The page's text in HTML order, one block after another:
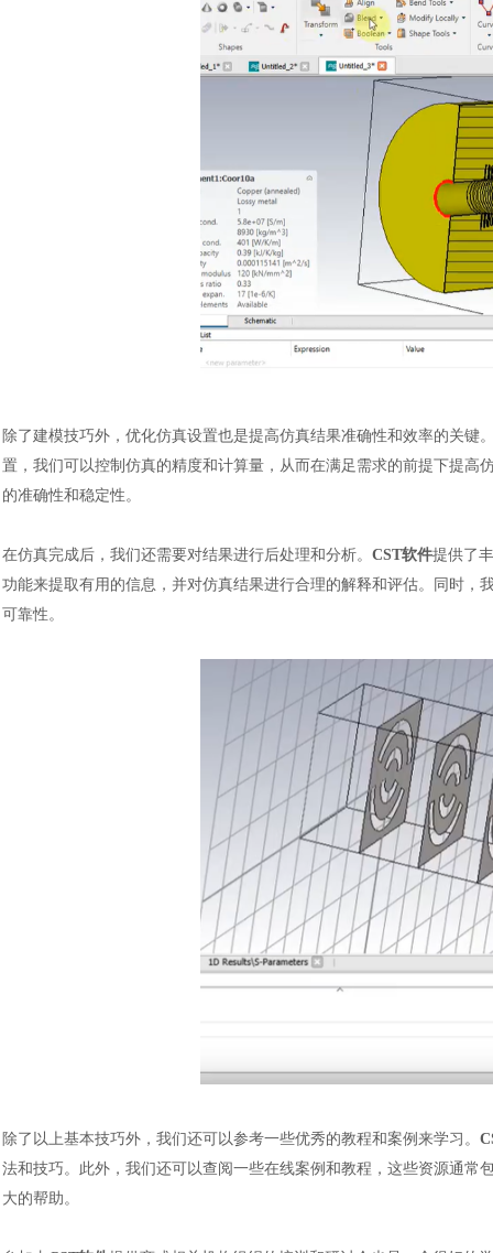
除了建模技巧外，优化仿真设置也是提高仿真结果准确性和效率的关
置，我们可以控制仿真的精度和计算量，从而在满足需求的前提下提
的准确性和稳定性。
在仿真完成后，我们还需要对结果进行后处理和分析。 CST软件提供了
功能来提取有用的信息，并对仿真结果进行合理的解释和评估。同时
可靠性。
除了以上基本技巧外，我们还可以参考一些优秀的教程和案例来学习。
法和技巧。此外，我们还可以查阅一些在线案例和教程，这些资源通常
大的帮助。